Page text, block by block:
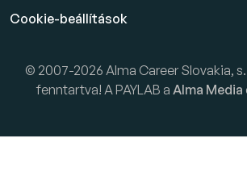
Cookie-beállítások
© 2007-2026 Alma Career Slovakia,
fenntartva! A PAYLAB a Alma Media